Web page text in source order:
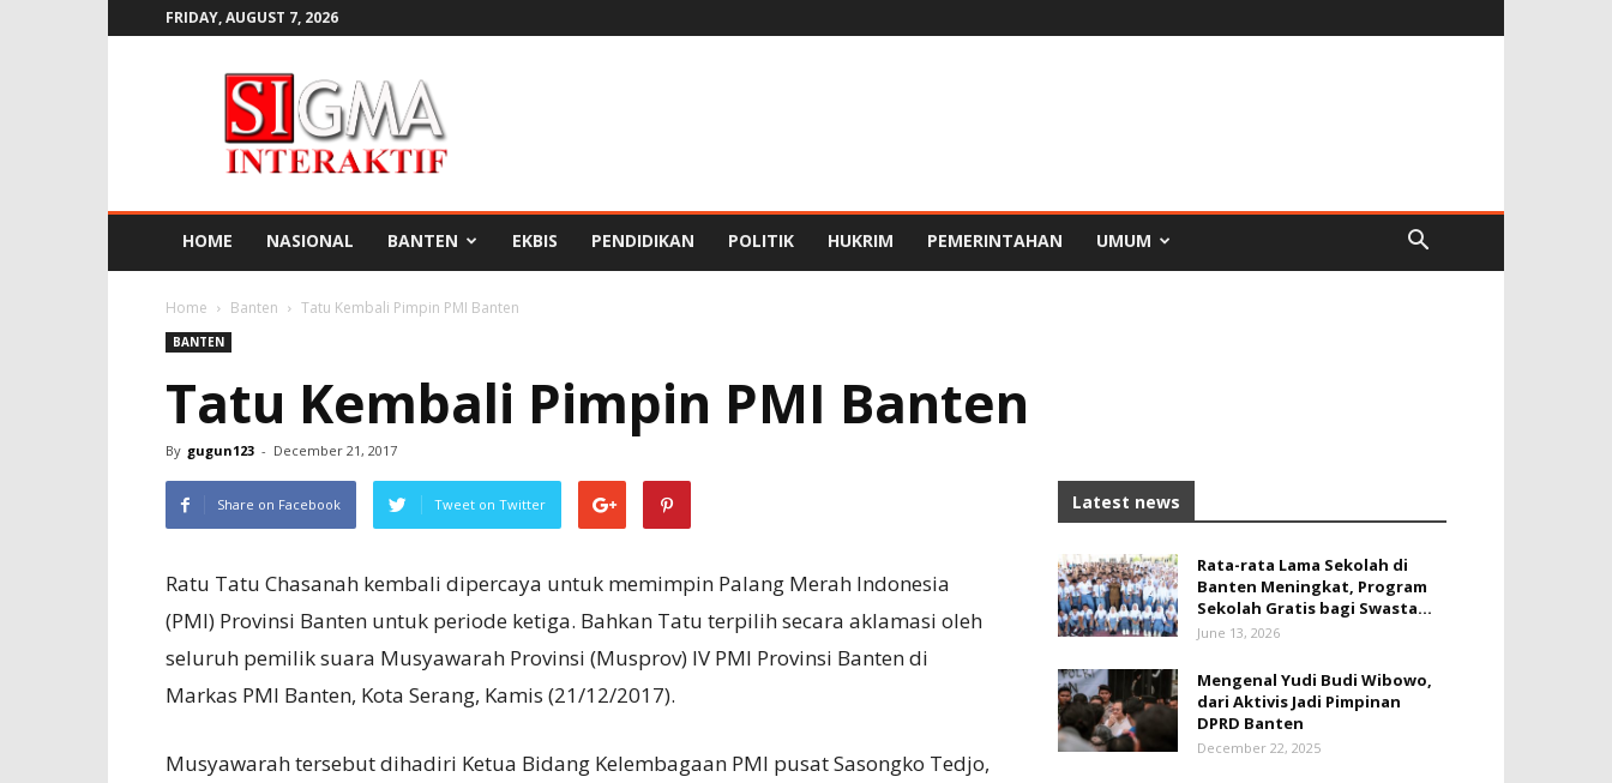
FRIDAY, AUGUST 7, 2026
INTERAKTIF
HOME NASIONAL BANTEN EKBIS PENDIDIKAN POLITIK HUKRIM PEMERINTAHAN UMUM
Home Banten Tatu Kembali Pimpin PMI Banten
BANTEN
Tatu Kembali Pimpin PMI Banten
By gugun123 - December 21, 2017
Share on Facebook Tweet on Twitter
Ratu Tatu Chasanah kembali dipercaya untuk memimpin Palang Merah Indonesia
(PMI) Provinsi Banten untuk periode ketiga. Bahkan Tatu terpilih secara aklamasi oleh
seluruh pemilik suara Musyawarah Provinsi (Musprov) IV PMI Provinsi Banten di
Markas PMI Banten, Kota Serang, Kamis (21/12/2017).
Musyawarah tersebut dihadiri Ketua Bidang Kelembagaan PMI pusat Sasongko Tedjo,
Latest news
Rata-rata Lama Sekolah di
Banten Meningkat, ‎Program
Sekolah Gratis bagi Swasta...
June 13, 2026
Mengenal Yudi Budi Wibowo,
dari Aktivis Jadi Pimpinan
DPRD Banten
December 22, 2025